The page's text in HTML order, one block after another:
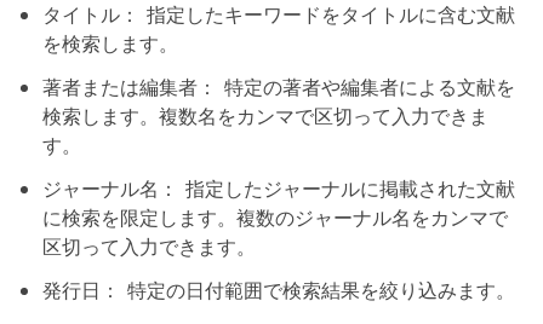
タイトル： 指定したキーワードをタイトルに含む文献
を検索します。
著者または編集者： 特定の著者や編集者による文献を
検索します。複数名をカンマで区切って入力できま
す。
ジャーナル名： 指定したジャーナルに掲載された文献
に検索を限定します。複数のジャーナル名をカンマで
区切って入力できます。
発行日： 特定の日付範囲で検索結果を絞り込みます。